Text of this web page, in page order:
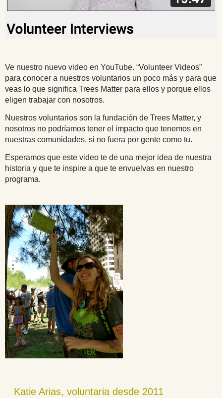
Ve nuestro nuevo video en YouTube. “Volunteer Videos”
para conocer a nuestros voluntarios un poco más y para que
veas lo que significa Trees Matter para ellos y porque ellos
eligen trabajar con nosotros.
Nuestros voluntarios son la fundación de Trees Matter, y
nosotros no podríamos tener el impacto que tenemos en
nuestras comunidades, si no fuera por gente como tu.
Esperamos que este video te de una mejor idea de nuestra
historia y que te inspire a que te envuelvas en nuestro
programa.
Katie Arias, voluntaria desde 2011